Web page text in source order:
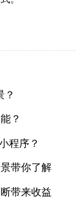
？
？
程序？
带你了解
带来收益